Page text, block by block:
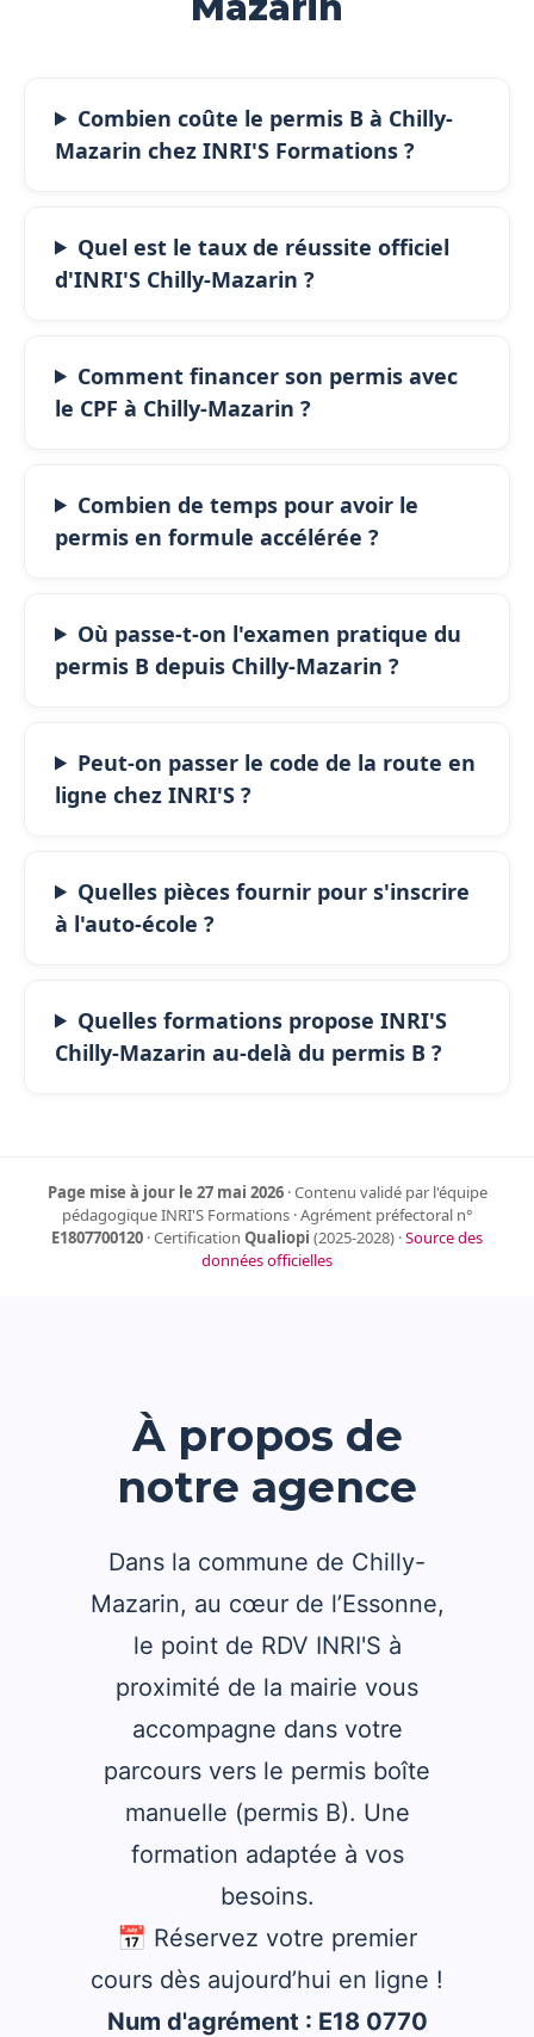
Combien coûte le permis B à Chilly-
Mazarin chez INRI'S Formations ?
Quel est le taux de réussite officiel
d'INRI'S Chilly-Mazarin ?
Comment financer son permis avec
le CPF à Chilly-Mazarin ?
Combien de temps pour avoir le
permis en formule accélérée ?
Où passe-t-on l'examen pratique du
permis B depuis Chilly-Mazarin ?
Peut-on passer le code de la route en
ligne chez INRI'S ?
Quelles pièces fournir pour s'inscrire
à l'auto-école ?
Quelles formations propose INRI'S
Chilly-Mazarin au-delà du permis B ?
Page mise à jour le 27 mai 2026· Contenu validé par l'équipe
pédagogique INRI'S Formations · Agrément préfectoral n°
E1807700120 · Certification Qualiopi (2025-2028) ·Source des
données officielles
À propos de
notre agence
Dans la commune de Chilly-
Mazarin, au cœur de l’Essonne,
le point de RDV INRI'S à
proximité de la mairie vous
accompagne dans votre
parcours vers le permis boîte
manuelle (permis B). Une
formation adaptée à vos
besoins.
📅 Réservez votre premier
cours dès aujourd’hui en ligne !
Num d'agrément : E18 0770